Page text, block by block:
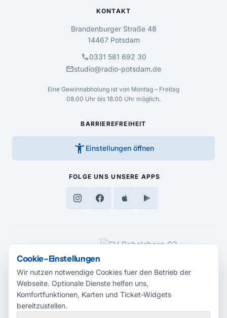
KONTAKT
Brandenburger Straße 48
14467 Potsdam
call0331 581 692 30
mailstudio@radio-potsdam.de
Eine Gewinnabholung ist von Montag – Freitag
08.00 Uhr bis 18.00 Uhr möglich.
BARRIEREFREIHEIT
accessibility_new Einstellungen öffnen
FOLGE UNS UNSERE APPS
MEDIENPARTNER
Cookie-Einstellungen
Wir nutzen notwendige Cookies fuer den Betrieb der
Webseite. Optionale Dienste helfen uns,
Komfortfunktionen, Karten und Ticket-Widgets
bereitzustellen.